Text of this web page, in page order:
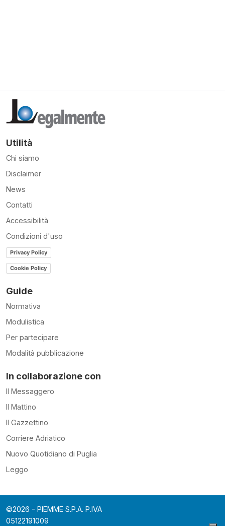
Utilità
Chi siamo
Disclaimer
News
Contatti
Accessibilità
Condizioni d'uso
Privacy Policy
Cookie Policy
Guide
Normativa
Modulistica
Per partecipare
Modalità pubblicazione
In collaborazione con
Il Messaggero
Il Mattino
Il Gazzettino
Corriere Adriatico
Nuovo Quotidiano di Puglia
Leggo
©2026 - PIEMME S.P.A. P.IVA
05122191009